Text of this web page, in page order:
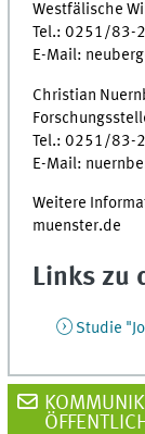
Westfälische
Tel.: 0251/83-
E-Mail:
Christian
Tel.: 0251/83-
E-Mail:
Weitere
muenster.de
Links zu
Studie